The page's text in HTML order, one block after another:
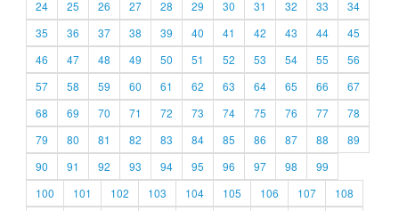
24
25 26 27 28 29 30 31 32 33
34
35
36 37 38 39 40 41 42 43 44
45
46
47 48 49 50 51 52 53 54 55
56
57
58 59 60 61 62 63 64 65 66
67
68
69 70 71 72 73 74 75 76 77
78
79
80 81 82 83 84 85 86 87 88
89
90
91 92 93 94 95 96 97 98
99
100
101 102 103 104 105 106 107
108